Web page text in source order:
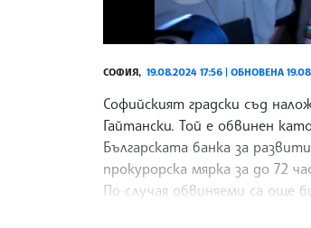
СОФИЯ, 19.08.2024 17:56 | ОБНОВЕНА
Софийският градски съд
Гайтански. Той е обвинен
Българската банка за
прокурорска мярка за до 72
По случая обвиняеми са още